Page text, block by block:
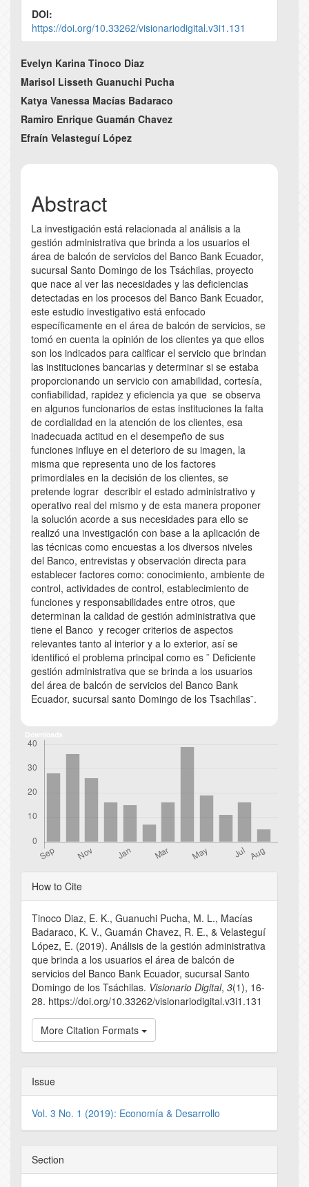
DOI:
https://doi.org/10.33262/visionariodigital.v3i1.131
Main
Article
Content
Evelyn Karina Tinoco Diaz
Marisol Lisseth Guanuchi Pucha
Katya Vanessa Macías Badaraco
Ramiro Enrique Guamán Chavez
Efraín Velasteguí López
Abstract
La investigación está relacionada al análisis a la
gestión administrativa que brinda a los usuarios el
área de balcón de servicios del Banco Bank Ecuador,
sucursal Santo Domingo de los Tsáchilas, proyecto
que nace al ver las necesidades y las deficiencias
detectadas en los procesos del Banco Bank Ecuador,
este estudio investigativo está enfocado
específicamente en el área de balcón de servicios, se
tomó en cuenta la opinión de los clientes ya que ellos
son los indicados para calificar el servicio que brindan
las instituciones bancarias y determinar si se estaba
proporcionando un servicio con amabilidad, cortesía,
confiabilidad, rapidez y eficiencia ya que se observa
en algunos funcionarios de estas instituciones la falta
de cordialidad en la atención de los clientes, esa
inadecuada actitud en el desempeño de sus
funciones influye en el deterioro de su imagen, la
misma que representa uno de los factores
primordiales en la decisión de los clientes, se
pretende lograr describir el estado administrativo y
operativo real del mismo y de esta manera proponer
la solución acorde a sus necesidades para ello se
realizó una investigación con base a la aplicación de
las técnicas como encuestas a los diversos niveles
del Banco, entrevistas y observación directa para
establecer factores como: conocimiento, ambiente de
control, actividades de control, establecimiento de
funciones y responsabilidades entre otros, que
determinan la calidad de gestión administrativa que
tiene el Banco y recoger criterios de aspectos
relevantes tanto al interior y a lo exterior, así se
identificó el problema principal como es ¨ Deficiente
gestión administrativa que se brinda a los usuarios
del área de balcón de servicios del Banco Bank
Ecuador, sucursal santo Domingo de los Tsachilas¨.
Article
Details
How to Cite
Tinoco Diaz, E. K., Guanuchi Pucha, M. L., Macías
Badaraco, K. V., Guamán Chavez, R. E., & Velasteguí
López, E. (2019). Análisis de la gestión administrativa
que brinda a los usuarios el área de balcón de
servicios del Banco Bank Ecuador, sucursal Santo
Domingo de los Tsáchilas. Visionario Digital, 3(1), 16-
28. https://doi.org/10.33262/visionariodigital.v3i1.131
More Citation Formats
Issue
Vol. 3 No. 1 (2019): Economía & Desarrollo
Section